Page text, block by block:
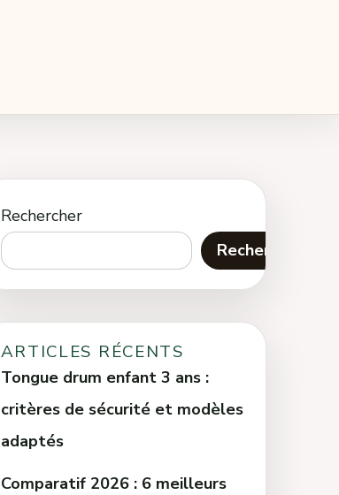
Rechercher
Rechercher
ARTICLES RÉCENTS
Tongue drum enfant 3 ans :
critères de sécurité et modèles
adaptés
Comparatif 2026 : 6 meilleurs